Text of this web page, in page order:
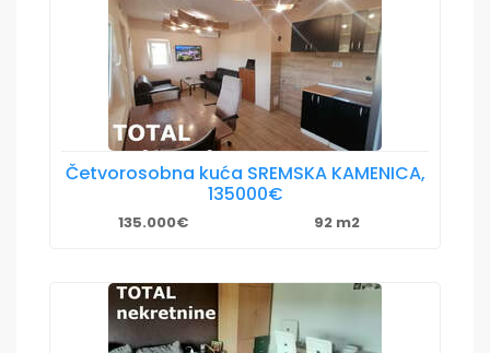
Četvorosobna kuća SREMSKA KAMENICA,
135000€
135.000€ 92 m2